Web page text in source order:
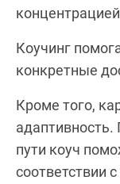
Коучинг
конкретные
Кроме того,
пути коуч
соответствии